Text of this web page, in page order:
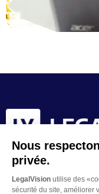
Nous
privée.
LegalVision utilise des
sécurité du site, améliorer